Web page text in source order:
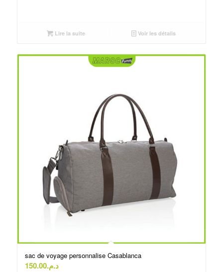
Lire la suite Voir les détails
sac de voyage personnalise Casablanca
د.م.150.00